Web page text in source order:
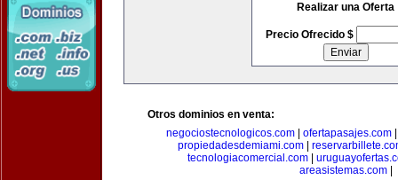
Realizar una Oferta
Precio Ofrecido $
Otros dominios en venta:
negociostecnologicos.com
ofertapasajes.com
propiedadesdemiami.com
tecnologiacomercial.com
areasistemas.com|